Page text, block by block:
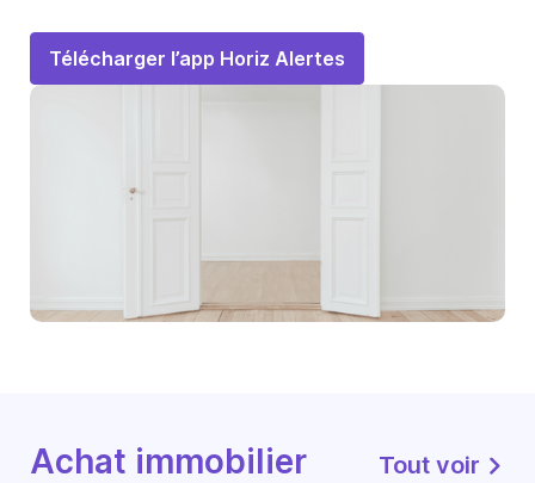
Télécharger l’app Horiz Alertes
Achat immobilier Tout voir